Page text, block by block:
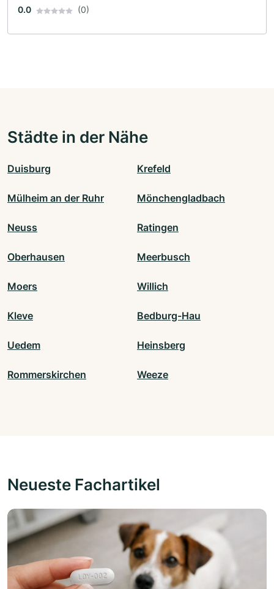
0.0 (0)
Städte in der Nähe
Duisburg Krefeld
Mülheim an der Ruhr Mönchengladbach
Neuss Ratingen
Oberhausen Meerbusch
Moers Willich
Kleve Bedburg-Hau
Uedem Heinsberg
Rommerskirchen Weeze
Neueste Fachartikel